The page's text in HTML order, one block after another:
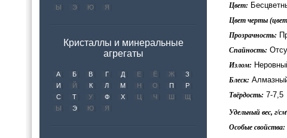
Ы
Э Ю Я
Кристаллы и минеральные
агрегаты
А Б В Г Д Е Ё Ж
З
И
Й К Л М Н О П
Р
С
Т У Ф Х Ц Ч Ш
Щ
Ы
Э Ю Я
Цвет:
Цвет черты
Прозрачность:
Спайность:
Излом:
Блеск:
Твёрдость: 7-7,5
Удельный вес, г/см
Особые свойства: